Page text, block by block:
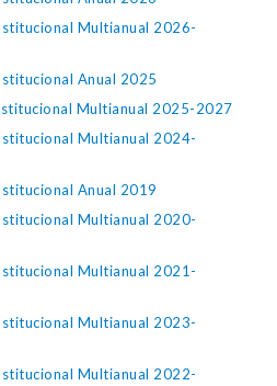
Multianual 2026-
Anual 2025
Multianual 2025-2027
Multianual 2024-
Anual 2019
Multianual 2020-
Multianual 2021-
Multianual 2023-
Multianual 2022-